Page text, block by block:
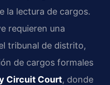
la lectura de cargos.
requieren una
tribunal de distrito,
de cargos formales
Circuit Court, donde